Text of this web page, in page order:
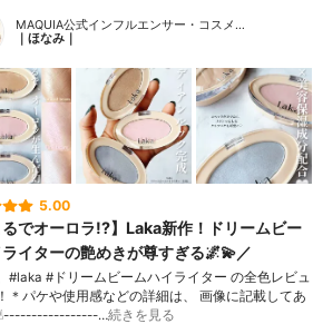
MAQUIA公式インフルエンサー・コスメ…
｜ほなみ｜
5.00
でオーロラ!?】Laka新作！ドリームビー
イターの艶めきが尊すぎる🌌💫／
#laka #ドリームビームハイライター の全色レビュ
＊パケや使用感などの詳細は、 画像に記載してあ
☝︎-----------------…続きを見る